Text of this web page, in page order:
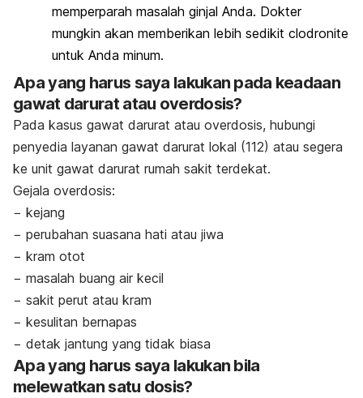
memperparah masalah ginjal Anda. Dokter
mungkin akan memberikan lebih sedikit clodronite
untuk Anda minum.
Apa yang harus saya lakukan pada keadaan
gawat darurat atau overdosis?
Pada kasus gawat darurat atau overdosis, hubungi
penyedia layanan gawat darurat lokal (112) atau segera
ke unit gawat darurat rumah sakit terdekat.
Gejala overdosis:
− kejang
− perubahan suasana hati atau jiwa
− kram otot
− masalah buang air kecil
− sakit perut atau kram
− kesulitan bernapas
− detak jantung yang tidak biasa
Apa yang harus saya lakukan bila
melewatkan satu dosis?